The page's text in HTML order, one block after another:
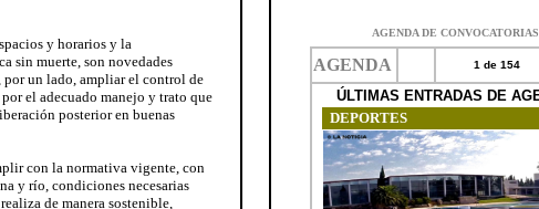
y horarios y la
sin muerte, son novedades
por un lado, ampliar el control de
el adecuado manejo y trato que
posterior en buenas
con la normativa vigente, con
y río, condiciones necesarias
de manera sostenible,
AGENDA DE CONVOCATORIAS